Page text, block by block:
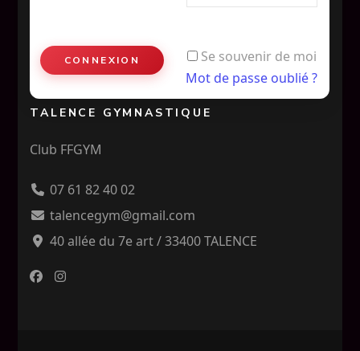
Se souvenir de moi
Mot de passe oublié ?
TALENCE GYMNASTIQUE
Club FFGYM
07 61 82 40 02
talencegym@gmail.com
40 allée du 7e art / 33400 TALENCE